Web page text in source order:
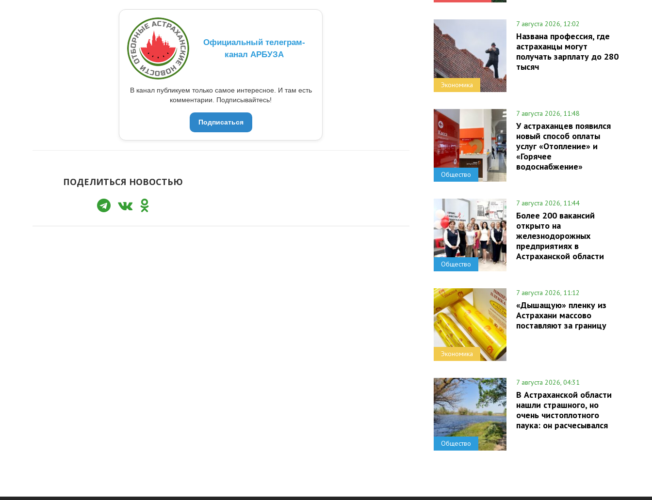
Официальный телеграм-
канал АРБУЗА
В канал публикуем только самое интересное. И там есть
комментарии. Подписывайтесь!
Подписаться
ПОДЕЛИТЬСЯ НОВОСТЬЮ
Экономика
7 августа 2026, 12:02
Названа профессия, где
астраханцы могут
получать зарплату до 280
тысяч
Общество
7 августа 2026, 11:48
У астраханцев появился
новый способ оплаты
услуг «Отопление» и
«Горячее
водоснабжение»
Общество
7 августа 2026, 11:44
Более 200 вакансий
открыто на
железнодорожных
предприятиях в
Астраханской области
Экономика
7 августа 2026, 11:12
«Дышащую» пленку из
Астрахани массово
поставляют за границу
Общество
7 августа 2026, 04:31
В Астраханской области
нашли страшного, но
очень чистоплотного
паука: он расчесывался